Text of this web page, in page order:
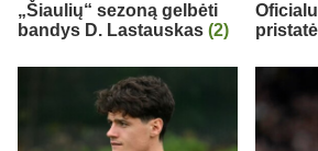
„Šiaulių“ sezoną gelbėti
bandys D. Lastauskas (2)